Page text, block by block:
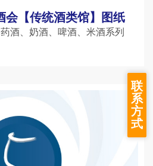
会【传统酒类馆】图纸
酒、奶酒、啤酒、米酒系列
联
系
方
式